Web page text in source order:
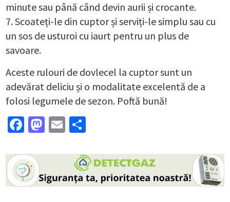
minute sau până când devin aurii și crocante.
Scoateți-le din cuptor și serviți-le simplu sau cu
un sos de usturoi cu iaurt pentru un plus de
savoare.
Aceste rulouri de dovlecel la cuptor sunt un
adevărat deliciu și o modalitate excelentă de a
folosi legumele de sezon. Poftă bună!
Facebook
Mastodon
Email